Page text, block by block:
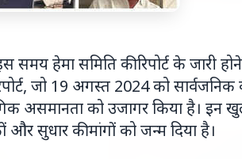
भारत-नॉर्डिक शिखर सम्मेलन
समय हेमा समिति की रिपोर्ट के जारी
जो 19 अगस्त 2024 को सार्वजनिक
असमानता को उजागर किया है। इन
सुधार की मांगों को जन्म दिया है।